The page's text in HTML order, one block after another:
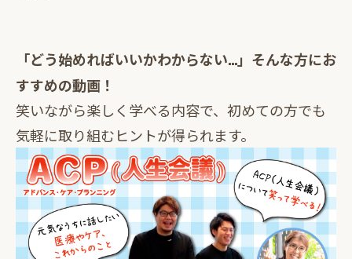
「どう始めればいいかわからない…」そんな方にお
すすめの動画！
笑いながら楽しく学べる内容で、初めての方でも
気軽に取り組むヒントが得られます。